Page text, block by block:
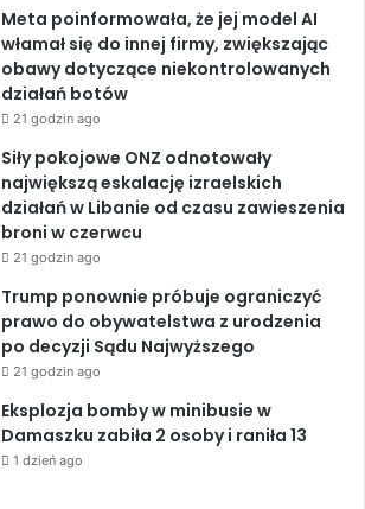
k
n
Meta poinformowała, że jej model AI
włamał się do innej firmy, zwiększając
obawy dotyczące niekontrolowanych
działań botów
21 godzin ago
Siły pokojowe ONZ odnotowały
największą eskalację izraelskich
działań w Libanie od czasu zawieszenia
broni w czerwcu
21 godzin ago
Trump ponownie próbuje ograniczyć
prawo do obywatelstwa z urodzenia
po decyzji Sądu Najwyższego
21 godzin ago
Eksplozja bomby w minibusie w
Damaszku zabiła 2 osoby i raniła 13
1 dzień ago